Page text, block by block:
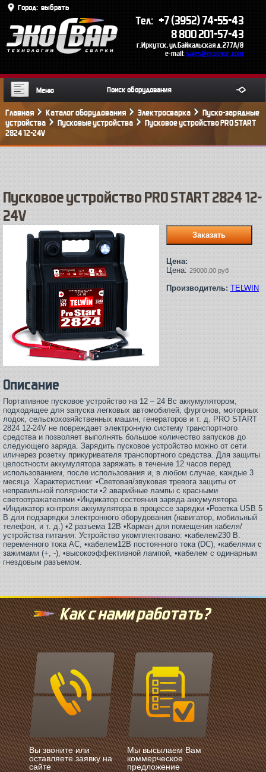
Город: выбрать
Тел: +7 (3952) 74-55-43
8 800 201-57-43
г.Иркутск, ул.Байкальская д.277А/8
e-mail:sales@ecosvar.com
Меню
Главная Каталог оборудования Электросварка
Пуско-зарядные
устройства
Пусковые устройства
Пусковое устройство PRO START
2824 12-24V
Пусковое устройство PRO START 2824 12-
24V
Цена:
Цена: 29000,00 руб
Производитель: TELWIN
Описание
Портативное пусковое устройство на 12 – 24 Вс аккумулятором,
подходящее для запуска легковых автомобилей, фургонов, моторных
лодок, сельскохозяйственных машин, генераторов и т. д. PRO START
2824 12-24V не повреждает электронную систему транспортного
средства и позволяет выполнять большое количество запусков до
следующего заряда. Зарядить пусковое устройство можно от сети
иличерез розетку прикуривателя транспортного средства. Для защиты
целостности аккумулятора заряжать в течение 12 часов перед
использованием, после использования и, в любом случае, каждые 3
месяца. Характеристики: •Световая/звуковая тревога защиты от
неправильной полярности •2 аварийные лампы с красными
светоотражателями •Индикатор состояния заряда аккумулятора
•Индикатор контроля аккумулятора в процессе зарядки •Розетка USB 5
В для подзарядки электронного оборудования (навигатор, мобильный
телефон, и т. д.) •2 разъема 12В •Карман для помещения кабеля/
устройства питания. Устройство укомплектовано: •кабелем230 В.
переменного тока AC, •кабелем12В постоянного тока (DC), •кабелями с
зажимами (+, -), •высокоэффективной лампой, •кабелем с одинарным
гнездовым разъемом.
Как с нами работать?
Вы звоните или
оставляете заявку на
сайте
Мы высылаем Вам
коммерческое
предложение